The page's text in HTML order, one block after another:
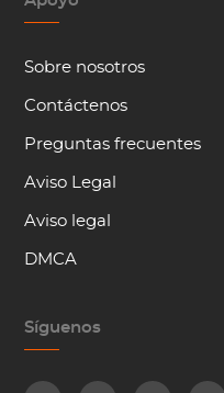
Sobre nosotros
Contáctenos
Preguntas frecuentes
Aviso Legal
Aviso legal
DMCA
Síguenos